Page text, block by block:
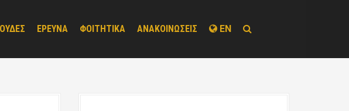
ΕΡΕΥΝΑ ΦΟΙΤΗΤΙΚΑ ΑΝΑΚΟΙΝΩΣΕΙΣ EN